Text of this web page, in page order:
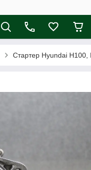
Стартер Hyundai